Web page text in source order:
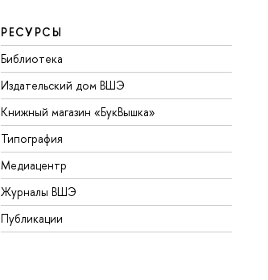
РЕСУРСЫ
Библиотека
Издательский дом ВШЭ
Книжный магазин «БукВышка»
Типография
Медиацентр
Журналы ВШЭ
Публикации